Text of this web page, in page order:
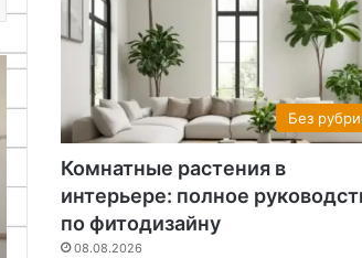
Без
Комнатные растения в
интерьере: полное
по фитодизайну
08.08.2026